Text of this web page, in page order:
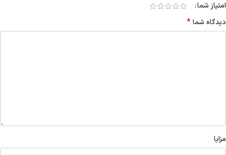
امتیاز شما
دیدگاه شما*
مزایا